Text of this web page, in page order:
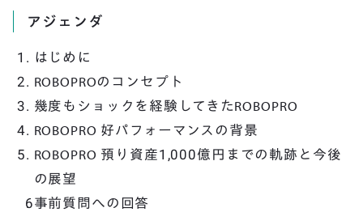
アジェンダ
はじめに
ROBOPROのコンセプト
幾度もショックを経験してきたROBOPRO
ROBOPRO 好パフォーマンスの背景
ROBOPRO 預り資産1,000億円までの軌跡と今後
の展望
事前質問への回答